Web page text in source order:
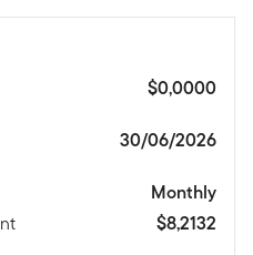
$0,0000
30/06/2026
Monthly
$8,2132